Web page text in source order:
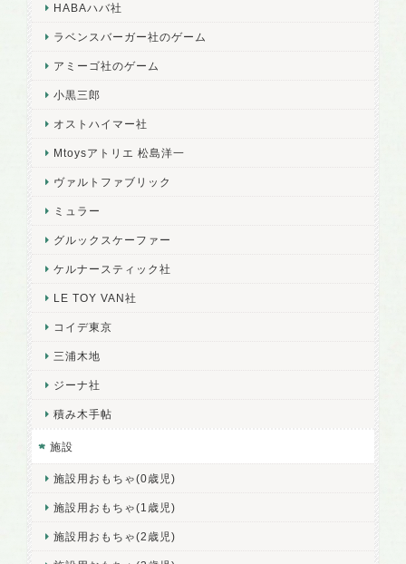
HABAハバ社
ラベンスバーガー社のゲーム
アミーゴ社のゲーム
小黒三郎
オストハイマー社
Mtoysアトリエ 松島洋一
ヴァルトファブリック
ミュラー
グルックスケーファー
ケルナースティック社
LE TOY VAN社
コイデ東京
三浦木地
ジーナ社
積み木手帖
施設
施設用おもちゃ(0歳児)
施設用おもちゃ(1歳児)
施設用おもちゃ(2歳児)